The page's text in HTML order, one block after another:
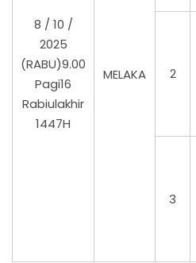
8 / 10 /
2025
(RABU)9.00
Pagi16
Rabiulakhir
1447H
MELAKA 2
3